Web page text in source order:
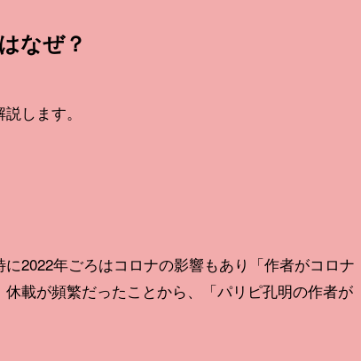
なぜ？
します。
2022年ごろはコロナの影響もあり「作者がコロナ
載が頻繁だったことから、「パリピ孔明の作者が